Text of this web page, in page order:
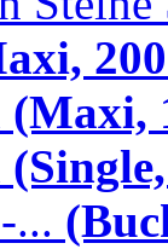
(Maxi,
...